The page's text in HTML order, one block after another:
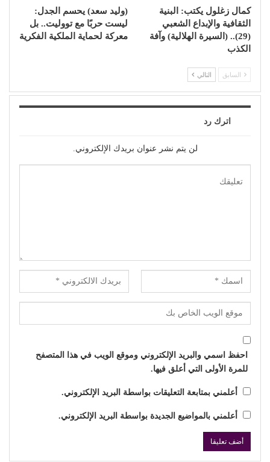
كمال زغلول يكتب: البنية
الثقافية والإبداع الشعبي
(29).. (السيرة الهلالية) وآفة
الكذب
(وليد سعد) يحسم الجدل:
ليست حربًا مع تووليت.. بل
معركة لحماية الملكية الفكرية
السابق التالي
اترك رد
لن يتم نشر عنوان بريدك الإلكتروني.
احفظ اسمي والبريد الإلكتروني وموقع الويب في هذا المتصفح
للمرة الأولى التي أعلق فيها.
أعلمني بمتابعة التعليقات بواسطة البريد الإلكتروني.
أعلمني بالمواضيع الجديدة بواسطة البريد الإلكتروني.